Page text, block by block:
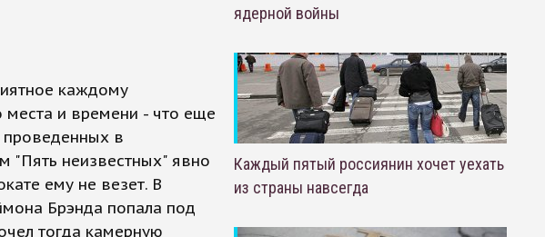
каждому
и времени - что еще
проведенных в
"Пять неизвестных" явно
ему не везет. В
Брэнда попала под
тогда камерную
ядерной войны
Каждый пятый россиянин хочет уехать
из страны навсегда